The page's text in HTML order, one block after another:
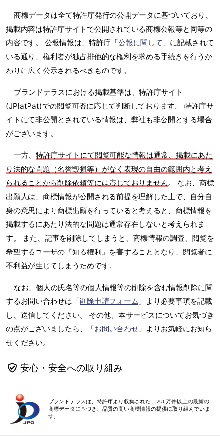
商標データは全て特許庁発行の公開データに基づいており、
掲載内容は特許庁サイトで公開されている商標公報等と同等の
内容です。 公報情報は、特許庁「公報に関して 」に記載されて
いる通り、権利者が独占排他的な権利を求める手続きを行うか
わりに広く公示されるべきものです。
ブランドテラスにおける掲載基準は、特許庁サイト
(JPlatPat)での閲覧可否に応じて判断しております。 特許庁サ
イトにて非公開とされている情報は、弊社も非公開とする場合
がございます。
一方、 特許庁サイトにて閲覧可能な情報は通常、掲載にあた
り法的な問題（名誉毀損等）がなく表現の自由の範囲内と考え
られることから削除依頼等には応じておりません。 なお、商標
出願人は、商標情報が公開される前提を理解した上で、自分自
身の意思により商標出願を行っていると考えると、商標情報を
掲載するにあたり法的な問題は通常存在しないと考えられま
す。 また、記事を削除してしまうと、商標情報の調査、閲覧を
希望するユーザの『知る権利』を害することとなり、閲覧者に
不利益が生じてしまうためです。
なお、個人の氏名等の個人情報等の削除を含む情報削除に関
するお問い合わせは「削除申請フォーム 」より必要事項を記載
し、送信してください。 その他、本サービスについてお気づき
の点がございましたら、「お問い合わせ 」よりお気軽にお知ら
せください。
安心・安全への取り組み
ブランドテラスは、特許庁より収集された、200万件以上の最新の
商標データに基づき、品質の高い商標情報の提供に取り組んでいま
す。